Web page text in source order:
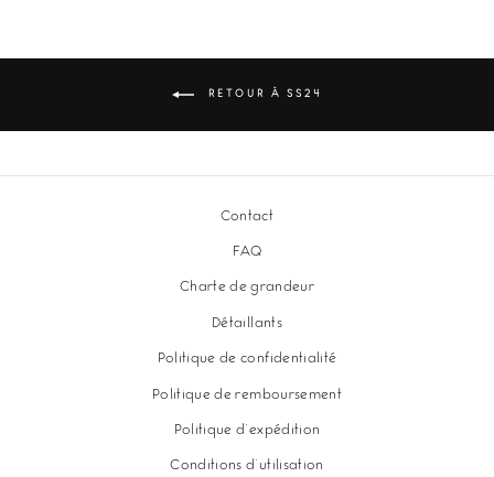
RETOUR À SS24
Contact
FAQ
Charte de grandeur
Détaillants
Politique de confidentialité
Politique de remboursement
Politique d'expédition
Conditions d'utilisation